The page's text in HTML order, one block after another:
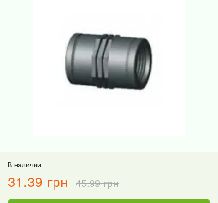
В наличии
31.39 грн 45.99 грн